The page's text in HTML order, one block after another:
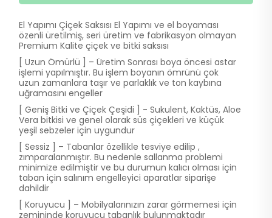
El Yapımı Çiçek Saksısı El Yapımı ve el boyaması
özenli üretilmiş, seri üretim ve fabrikasyon olmayan
Premium Kalite çiçek ve bitki saksısı
[ Uzun Ömürlü ] – Üretim Sonrası boya öncesi astar
işlemi yapılmıştır. Bu işlem boyanın ömrünü çok
uzun zamanlara taşır ve parlaklık ve ton kaybına
uğramasını engeller
[ Geniş Bitki ve Çiçek Çeşidi ] - Sukulent, Kaktüs, Aloe
Vera bitkisi ve genel olarak süs çiçekleri ve küçük
yeşil sebzeler için uygundur
[ Sessiz ] – Tabanlar özellikle tesviye edilip ,
zımparalanmıştır. Bu nedenle sallanma problemi
minimize edilmiştir ve bu durumun kalıcı olması için
taban için salınım engelleyici aparatlar siparişe
dahildir
[ Koruyucu ] – Mobilyalarınızın zarar görmemesi için
zemininde koruyucu tabanlık bulunmaktadır